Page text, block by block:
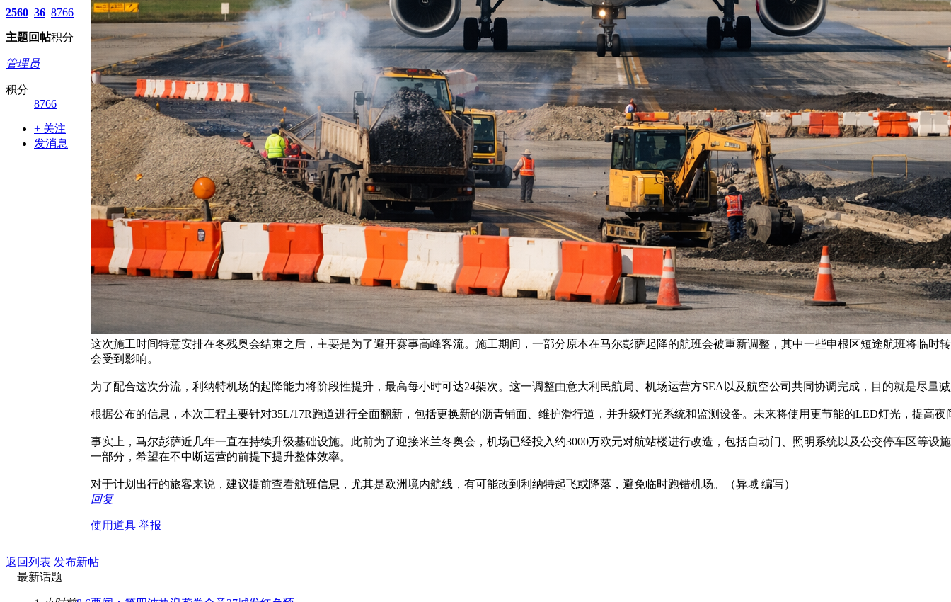
2560
主题
36
回帖
8766
积分
管理员
积分
8766
+ 关注
发消息
这次施工时间特意安排在冬残奥会结束之后，主要是为了避开赛事高峰客流。施工期间，一部分原本在马尔彭萨起降的航班会被重新调整，其中一些申根区短途航班将临时
会受到影响。
为了配合这次分流，利纳特机场的起降能力将阶段性提升，最高每小时可达24架次。这一调整由意大利民航局、机场运营方SEA以及航空公司共同协调完成，目的就是尽量
根据公布的信息，本次工程主要针对35L/17R跑道进行全面翻新，包括更换新的沥青铺面、维护滑行道，并升级灯光系统和监测设备。未来将使用更节能的LED灯光，提高
事实上，马尔彭萨近几年一直在持续升级基础设施。此前为了迎接米兰冬奥会，机场已经投入约3000万欧元对航站楼进行改造，包括自动门、照明系统以及公交停车区等设
一部分，希望在不中断运营的前提下提升整体效率。
对于计划出行的旅客来说，建议提前查看航班信息，尤其是欧洲境内航线，有可能改到利纳特起飞或降落，避免临时跑错机场。（异域 编写）
回复
使用道具 举报
返回列表 发布新帖
最新话题